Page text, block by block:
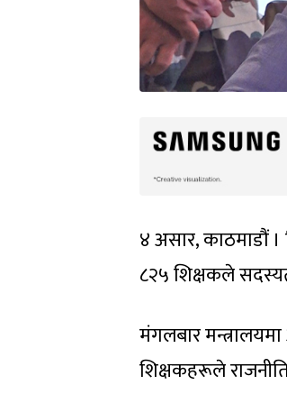
४ असार, काठमाडौं ।
८२५ शिक्षकले
मंगलबार
शिक्षकहरूले